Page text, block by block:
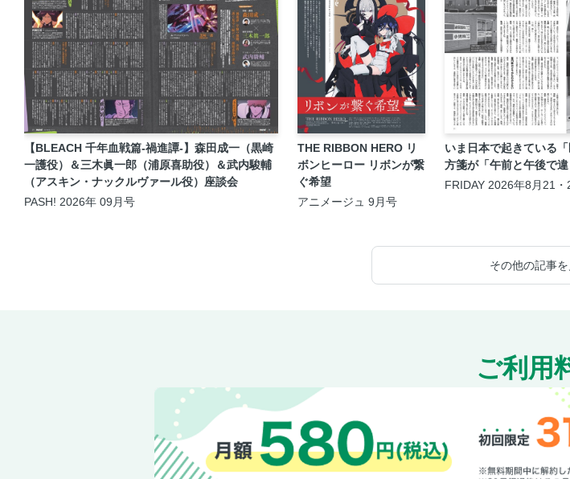
【BLEACH 千年血戦篇-禍進譚-】森田成一（黒崎
一護役）＆三木眞一郎（浦原喜助役）＆武内駿輔
（アスキン・ナックルヴァール役）座談会
PASH! 2026年 09月号
THE RIBBON HERO リ
ボンヒーロー リボンが繋
ぐ希望
アニメージュ 9月号
いま日本で起きている
方箋が「午前と午後で違
FRIDAY 2026年8月21・
その他の記事を
ご利用